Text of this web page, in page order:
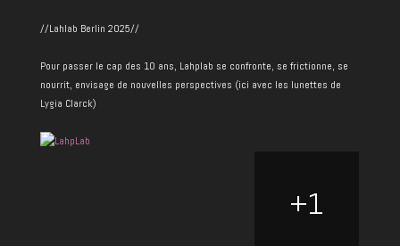
//Lahlab Berlin 2025//
Pour passer le cap des 10 ans, Lahplab se confronte, se frictionne, se
nourrit, envisage de nouvelles perspectives (ici avec les lunettes de
Lygia Clarck)
+1